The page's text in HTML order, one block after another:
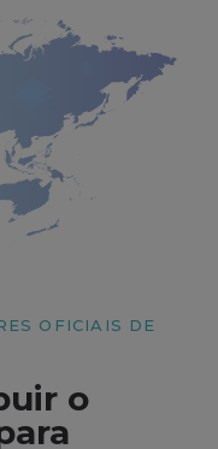
OFICIAIS DE
o